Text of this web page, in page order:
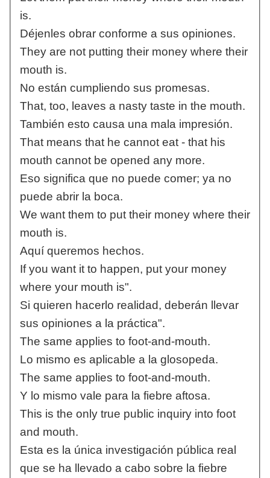
is.
Déjenles obrar conforme a sus opiniones.
They are not putting their money where their
mouth is.
No están cumpliendo sus promesas.
That, too, leaves a nasty taste in the mouth.
También esto causa una mala impresión.
That means that he cannot eat - that his
mouth cannot be opened any more.
Eso significa que no puede comer; ya no
puede abrir la boca.
We want them to put their money where their
mouth is.
Aquí queremos hechos.
If you want it to happen, put your money
where your mouth is".
Si quieren hacerlo realidad, deberán llevar
sus opiniones a la práctica".
The same applies to foot-and-mouth.
Lo mismo es aplicable a la glosopeda.
The same applies to foot-and-mouth.
Y lo mismo vale para la fiebre aftosa.
This is the only true public inquiry into foot
and mouth.
Esta es la única investigación pública real
que se ha llevado a cabo sobre la fiebre